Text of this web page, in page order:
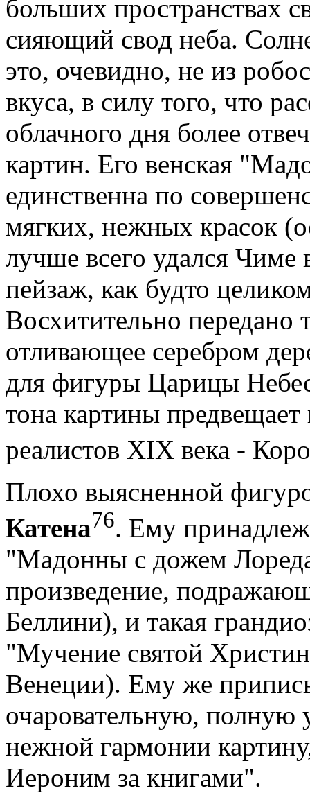
больших пространствах
сияющий свод неба.
это, очевидно, не из
вкуса, в силу того, что
облачного дня более
картин. Его венская
единственна по
мягких, нежных красок
лучше всего удался Чиме
пейзаж, как будто
Восхитительно
отливающее серебром
для фигуры Царицы
тона картины
реалистов XIX века -
Плохо выясненной
Катена76. Ему
"Мадонны с дожем
произведение,
Беллини), и такая
"Мучение святой
Венеции). Ему же
очаровательную, полную
нежной гармонии
Иероним за книгами".